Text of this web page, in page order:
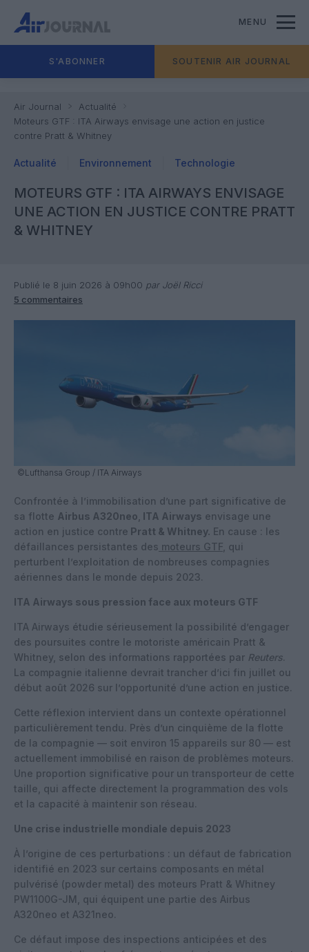
MENU
S'ABONNER SOUTENIR AIR JOURNAL
Air Journal
Actualité
Moteurs GTF : ITA Airways envisage une action en justice
contre Pratt & Whitney
Actualité Environnement Technologie
MOTEURS GTF : ITA AIRWAYS ENVISAGE
UNE ACTION EN JUSTICE CONTRE PRATT
& WHITNEY
Publié le 8 juin 2026 à 09h00 par Joël Ricci
5 commentaires
©Lufthansa Group / ITA Airways
Confrontée à l’immobilisation d’une part significative de
sa flotte Airbus A320neo ITA Airways envisage une
action en justice contre Pratt & Whitney. En cause : les
défaillances persistantes des moteurs GTF , qui
perturbent l’exploitation de nombreuses compagnies
aériennes dans le monde depuis 2023.
ITA Airways sous pression face aux moteurs GTF
ITA Airways étudie sérieusement la possibilité d’engager
des poursuites contre le motoriste américain Pratt &
Whitney, selon des informations rapportées par Reuters.
La compagnie italienne devrait trancher d’ici fin juillet ou
début août 2026 sur l’opportunité d’une action en justice.
Cette réflexion intervient dans un contexte opérationnel
particulièrement tendu. Près d’un cinquième de la flotte
de la compagnie — soit environ 15 appareils sur 80 — est
actuellement immobilisé en raison de problèmes moteurs.
Une proportion significative pour un transporteur de cette
taille, qui affecte directement la programmation des vols
et la capacité à maintenir son réseau.
Une crise industrielle mondiale depuis 2023
À l’origine de ces perturbations : un défaut de fabrication
identifié en 2023 sur certains composants en métal
pulvérisé (powder metal) des moteurs Pratt & Whitney
PW1100G-JM, qui équipent une partie des Airbus
A320neo et A321neo.
Ce défaut impose des inspections anticipées et des